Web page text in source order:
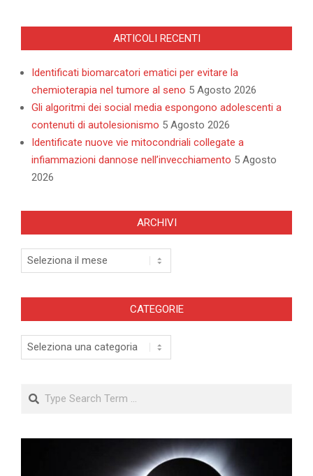
ARTICOLI RECENTI
Identificati biomarcatori ematici per evitare la
chemioterapia nel tumore al seno 5 Agosto 2026
Gli algoritmi dei social media espongono adolescenti a
contenuti di autolesionismo 5 Agosto 2026
Identificate nuove vie mitocondriali collegate a
infiammazioni dannose nell’invecchiamento 5 Agosto
2026
ARCHIVI
Archivi
CATEGORIE
Categorie
Search